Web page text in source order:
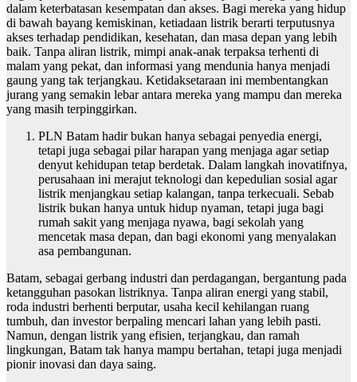
dalam keterbatasan kesempatan dan akses. Bagi mereka yang hidup
di bawah bayang kemiskinan, ketiadaan listrik berarti terputusnya
akses terhadap pendidikan, kesehatan, dan masa depan yang lebih
baik. Tanpa aliran listrik, mimpi anak-anak terpaksa terhenti di
malam yang pekat, dan informasi yang mendunia hanya menjadi
gaung yang tak terjangkau. Ketidaksetaraan ini membentangkan
jurang yang semakin lebar antara mereka yang mampu dan mereka
yang masih terpinggirkan.
PLN Batam hadir bukan hanya sebagai penyedia energi,
tetapi juga sebagai pilar harapan yang menjaga agar setiap
denyut kehidupan tetap berdetak. Dalam langkah inovatifnya,
perusahaan ini merajut teknologi dan kepedulian sosial agar
listrik menjangkau setiap kalangan, tanpa terkecuali. Sebab
listrik bukan hanya untuk hidup nyaman, tetapi juga bagi
rumah sakit yang menjaga nyawa, bagi sekolah yang
mencetak masa depan, dan bagi ekonomi yang menyalakan
asa pembangunan.
Batam, sebagai gerbang industri dan perdagangan, bergantung pada
ketangguhan pasokan listriknya. Tanpa aliran energi yang stabil,
roda industri berhenti berputar, usaha kecil kehilangan ruang
tumbuh, dan investor berpaling mencari lahan yang lebih pasti.
Namun, dengan listrik yang efisien, terjangkau, dan ramah
lingkungan, Batam tak hanya mampu bertahan, tetapi juga menjadi
pionir inovasi dan daya saing.